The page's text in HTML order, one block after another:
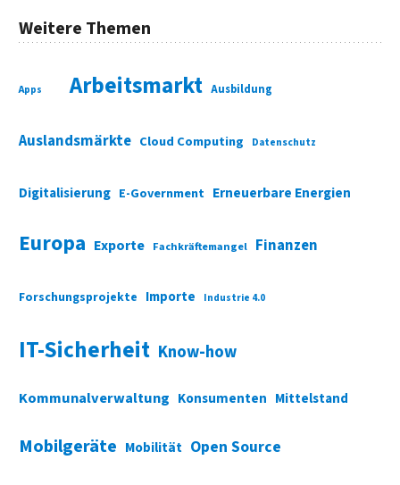
Weitere Themen
Apps Arbeitsmarkt Ausbildung
Auslandsmärkte Cloud Computing Datenschutz
Digitalisierung E-Government Erneuerbare Energien
Europa Exporte Fachkräftemangel Finanzen
Forschungsprojekte Importe Industrie 4.0
IT-Sicherheit Know-how
Kommunalverwaltung Konsumenten Mittelstand
Mobilgeräte Mobilität Open Source